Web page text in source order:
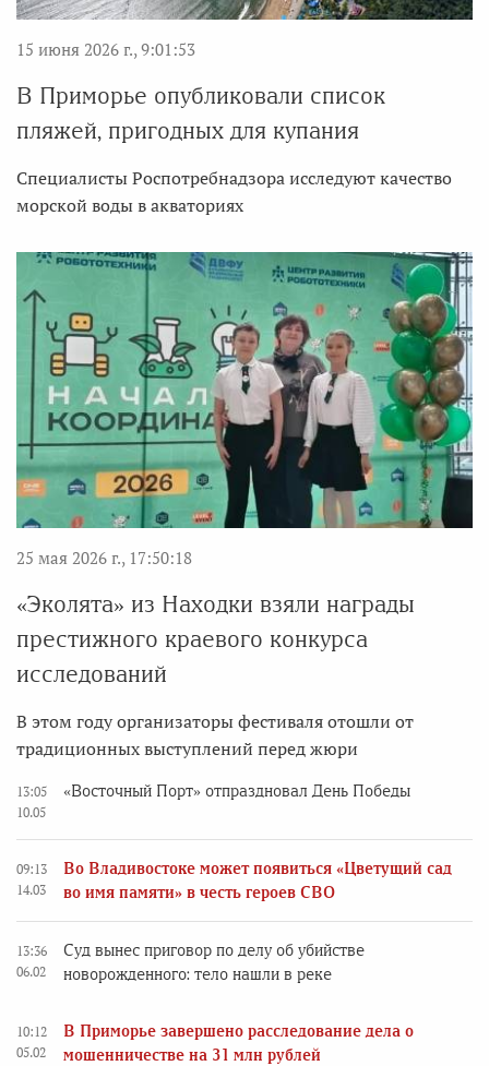
15 июня 2026 г., 9:01:53
В Приморье опубликовали список
пляжей, пригодных для купания
Специалисты Роспотребнадзора исследуют качество
морской воды в акваториях
25 мая 2026 г., 17:50:18
«Эколята» из Находки взяли награды
престижного краевого конкурса
исследований
В этом году организаторы фестиваля отошли от
традиционных выступлений перед жюри
13:05
10.05
«Восточный Порт» отпраздновал День Победы
09:13
14.03
Во Владивостоке может появиться «Цветущий сад
во имя памяти» в честь героев СВО
13:36
06.02
Суд вынес приговор по делу об убийстве
новорожденного: тело нашли в реке
10:12
05.02
В Приморье завершено расследование дела о
мошенничестве на 31 млн рублей